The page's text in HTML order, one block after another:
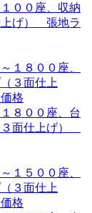
００座、収納
上げ） 張地ラ
８００座、台
３面仕上げ）